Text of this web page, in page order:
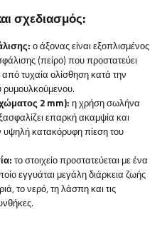
σχεδιασμός:
ο άξονας είναι εξοπλισμένος
(πείρο) που προστατεύει
από τυχαία ολίσθηση κατά την
ρυμουλκούμενου.
2 mm):η χρήση σωλήνα
επαρκή ακαμψία και
κατακόρυφη πίεση του
το στοιχείο προστατεύεται με ένα
εγγυάται μεγάλη διάρκεια ζωής
το νερό, τη λάσπη και τις